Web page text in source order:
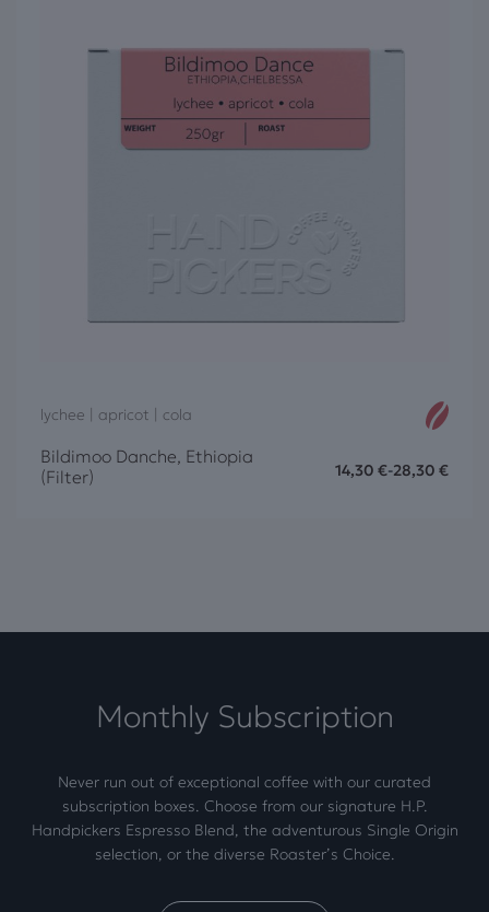
lychee | apricot | cola
Bildimoo Danche, Ethiopia
(Filter)
14,30 €-28,30 €
Monthly Subscription
Never run out of exceptional coffee with our curated
subscription boxes. Choose from our signature H.P.
Handpickers Espresso Blend, the adventurous Single Origin
selection, or the diverse Roaster’s Choice.